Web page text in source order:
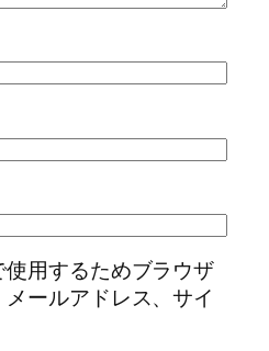
用するためブラウザ
ールアドレス、サイ